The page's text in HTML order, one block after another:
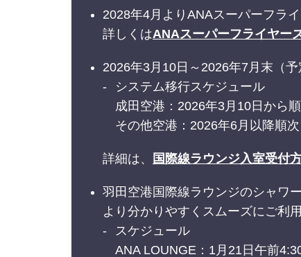
2028年4月よりANAスーパーフラ
詳しくはANAスーパーフライヤー
2026年3月10日～2026年7月末（
システム移行スケジュール
成田空港：2026年3月10日から
その他空港：2026年6月以降順次
詳細は、 国際線ラウンジ入室受付
羽田空港国際線ラウンジのシャワ
より分かりやすくスムーズにご利
スケジュール
ANA LOUNGE：1月21日午前